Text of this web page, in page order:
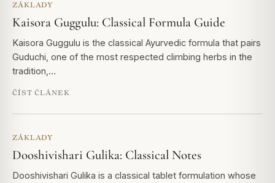
ZÁKLADY
Kaisora Guggulu: Classical Formula Guide
Kaisora Guggulu is the classical Ayurvedic formula that pairs
Guduchi, one of the most respected climbing herbs in the
tradition,…
ČÍST ČLÁNEK
ZÁKLADY
Dooshivishari Gulika: Classical Notes
Dooshivishari Gulika is a classical tablet formulation whose